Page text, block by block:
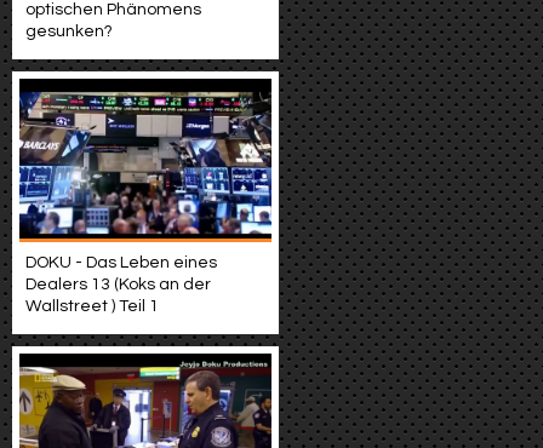
optischen Phänomens
gesunken?
DOKU - Das Leben eines
Dealers 13 (Koks an der
Wallstreet ) Teil 1